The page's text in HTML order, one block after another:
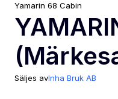
Yamarin 68 Cabin
Säljes avInha Bruk AB